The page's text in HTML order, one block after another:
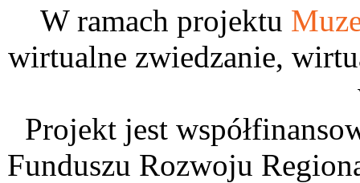
W ramach projektu
wirtualne zwiedzanie,
Projekt jest
Funduszu Rozwoju